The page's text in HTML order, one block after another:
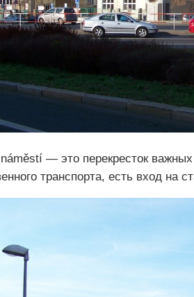
— это перекресток
транспорта, есть вход на